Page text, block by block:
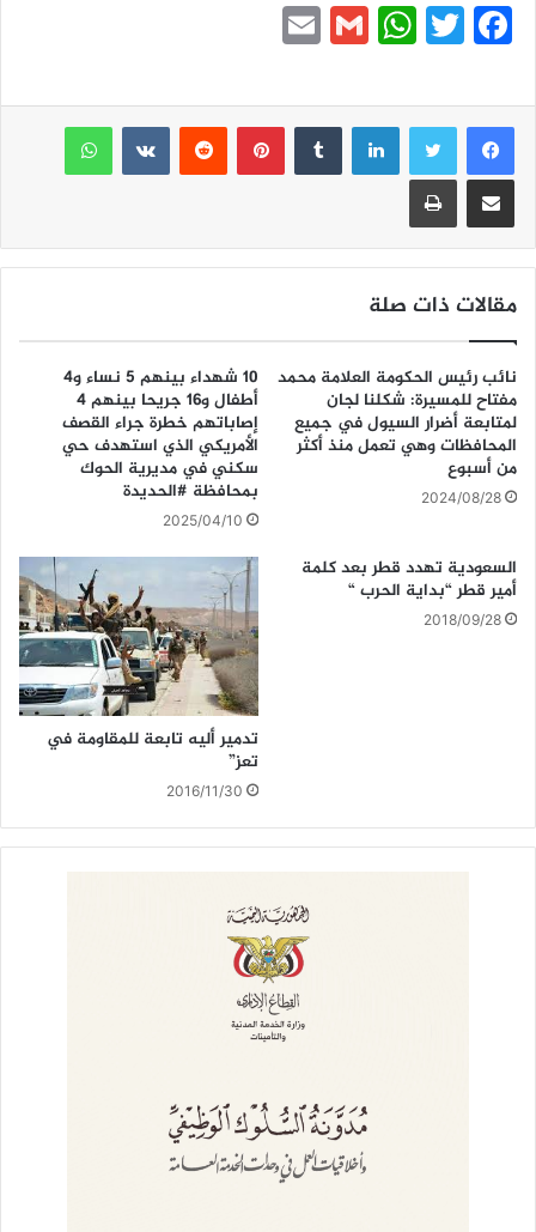
F
c
e
b
o
o
k
T
itt
er
W
at
s
A
p
G
ai
l
ai
l
لينكدإن بينتيريست واتساب
مشاركة عبر البريد طباعة
مقالات ذات صلة
نائب رئيس الحكومة العلامة محمد
مفتاح للمسيرة: شكلنا لجان
لمتابعة أضرار السيول في جميع
المحافظات وهي تعمل منذ أكثر
من أسبوع
2024/08/28
10 شهداء بينهم 5 نساء و4
أطفال و16 جريحا بينهم 4
إصاباتهم خطرة جراء القصف
الأمريكي الذي استهدف حي
سكني في مديرية الحوك
بمحافظة #الحديدة
2025/04/10
السعودية تهدد قطر بعد كلمة
أمير قطر “بداية الحرب “
2018/09/28
تدمير أليه تابعة للمقاومة في
تعز”
2016/11/30